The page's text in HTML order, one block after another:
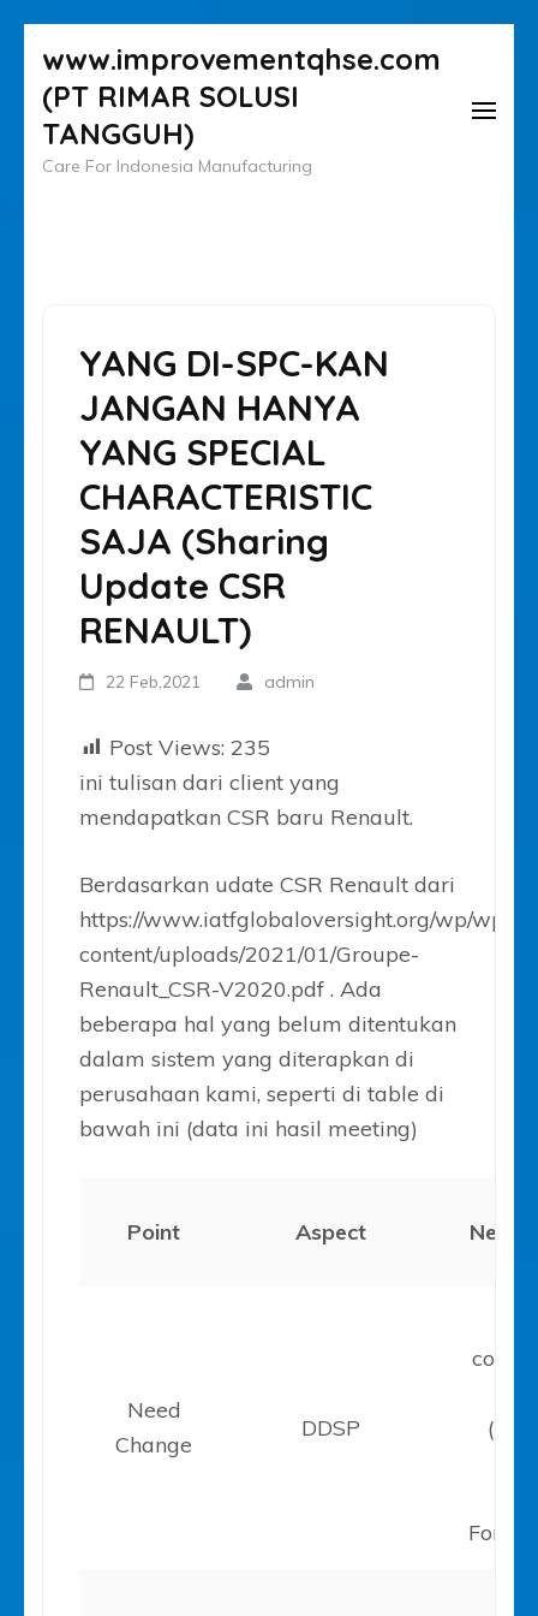
ke
konten
(Tekan
Enter)
www.improvementqhse.com
(PT RIMAR SOLUSI
TANGGUH)
Care For Indonesia Manufacturing
YANG DI-SPC-KAN
JANGAN HANYA
YANG SPECIAL
CHARACTERISTIC
SAJA (Sharing
Update CSR
RENAULT)
22 Feb,2021 admin
Post Views: 235
ini tulisan dari client yang
mendapatkan CSR baru Renault.
Berdasarkan udate CSR Renault dari
https://www.iatfglobaloversight.org/wp/wp-
content/uploads/2021/01/Groupe-
Renault_CSR-V2020.pdf . Ada
beberapa hal yang belum ditentukan
dalam sistem yang diterapkan di
perusahaan kami, seperti di table di
bawah ini (data ini hasil meeting)
Point Aspect Need
Need
Change
DDSP